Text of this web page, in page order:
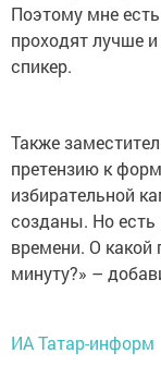
Поэтому мне
проходят лучше
спикер.
Также
претензию к
избирательной
созданы. Но
времени. О
минуту?» –
ИА Татар-информ